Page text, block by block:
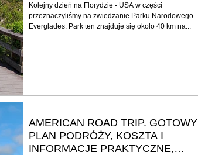
Kolejny dzień na Florydzie - USA w części
przeznaczyliśmy na zwiedzanie Parku Narodowego
Everglades. Park ten znajduje się około 40 km na...
AMERICAN ROAD TRIP. GOTOWY
PLAN PODRÓŻY, KOSZTA I
INFORMACJE PRAKTYCZNE,